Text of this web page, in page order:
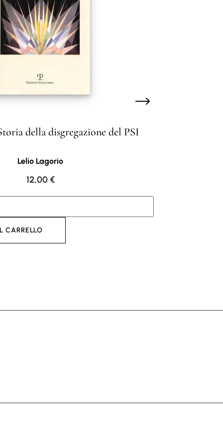
della disgregazione del PSI
Lelio Lagorio
12,00€
CARRELLO